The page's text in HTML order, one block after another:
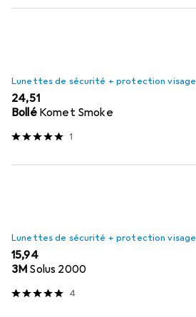
Lunettes de sécurité + protection visage
EUR
24,51
Bollé Komet Smoke
1
Lunettes de sécurité + protection visage
EUR
15,94
3M Solus 2000
4